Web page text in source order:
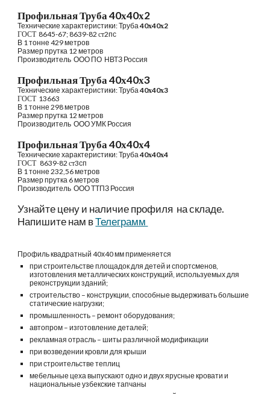
Профильная Труба 40х40х2
Технические характеристики: Труба40х40х2
ГОСТ 8645-67; 8639-82 ст2пс
В 1 тонне 429 метров
Размер прутка 12 метров
Производитель ООО ПО  НВТЗ Россия
Профильная Труба 40х40х3
Технические характеристики: Труба40х40х3
ГОСТ 13663
В 1 тонне 298 метров
Размер прутка 12 метров
Производитель ООО УМК Россия
Профильная Труба 40х40х4
Технические характеристики: Труба40х40х4
ГОСТ 8639-82 ст3сп
В 1 тонне 232,56 метров
Размер прутка 6 метров
Производитель ООО ТТПЗ Россия
Узнайте цену и наличие профиля  на складе.
Напишите нам в Телеграмм
Профиль квадратный 40х40мм применяется
при строительстве площадок для детей и спортсменов,
изготовления металлических конструкций, используемых для
реконструкции зданий;
строительство – конструкции, способные выдерживать большие
статические нагрузки;
промышленность – ремонт оборудования;
автопром – изготовление деталей;
рекламная отрасль – шиты различной модификации
при возведении кровли для крыши
при строительстве теплиц
мебельные цеха выпускают одно и двух ярусные кровати и
национальные узбекские тапчаны